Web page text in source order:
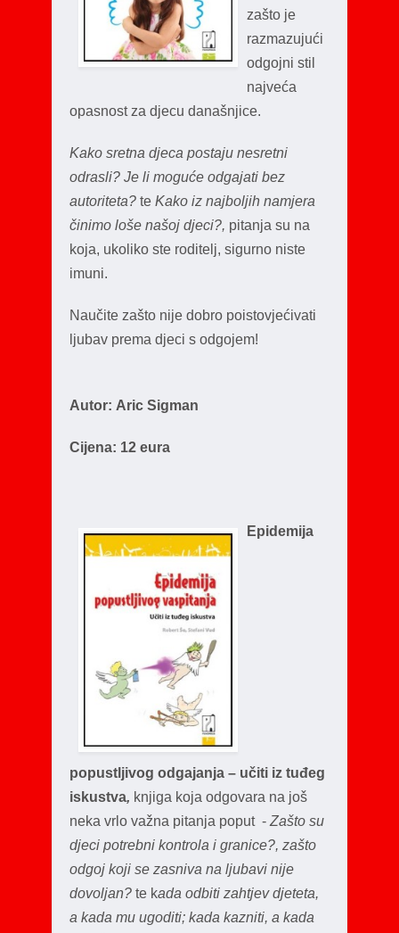
zašto je
razmazujući
odgojni stil
najveća
opasnost za djecu današnjice.
Kako sretna djeca postaju nesretni
odrasli? Je li moguće odgajati bez
autoriteta? te Kako iz najboljih namjera
činimo loše našoj djeci?, pitanja su na
koja, ukoliko ste roditelj, sigurno niste
imuni.
Naučite zašto nije dobro poistovjećivati
ljubav prema djeci s odgojem!
Autor: Aric Sigman
Cijena: 12 eura
Epidemija
popustljivog odgajanja – učiti iz tuđeg
iskustva, knjiga koja odgovara na još
neka vrlo važna pitanja poput - Zašto su
djeci potrebni kontrola i granice?, zašto
odgoj koji se zasniva na ljubavi nije
dovoljan? te kada odbiti zahtjev djeteta,
a kada mu ugoditi; kada kazniti, a kada